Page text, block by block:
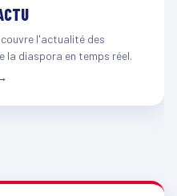
l'actualité des
la diaspora en temps réel.